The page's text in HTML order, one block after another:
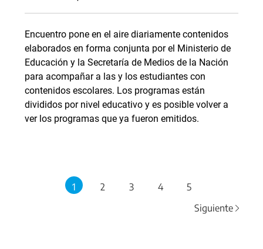
Encuentro pone en el aire diariamente contenidos
elaborados en forma conjunta por el Ministerio de
Educación y la Secretaría de Medios de la Nación
para acompañar a las y los estudiantes con
contenidos escolares. Los programas están
divididos por nivel educativo y es posible volver a
ver los programas que ya fueron emitidos.
1 2 3 4
5
Siguiente